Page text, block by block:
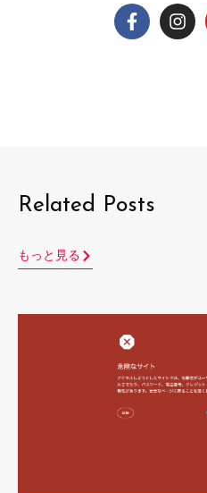
F
a
I
n
Related Posts
もっと見る